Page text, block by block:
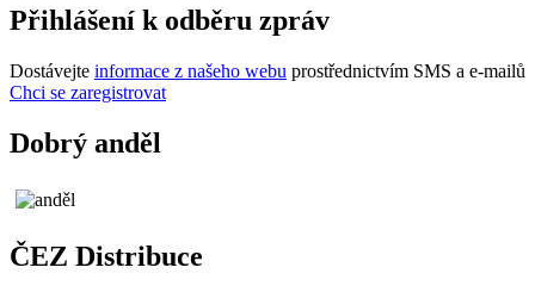
Přihlášení k odběru zpráv
Dostávejte informace z našeho webu prostřednictvím SMS a e-mailů
Chci se zaregistrovat
Dobrý anděl
ČEZ Distribuce